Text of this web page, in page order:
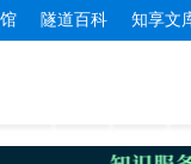
隧道百科 知享文